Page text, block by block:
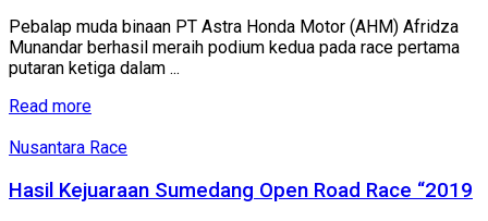
Pebalap muda binaan PT Astra Honda Motor (AHM) Afridza
Munandar berhasil meraih podium kedua pada race pertama
putaran ketiga dalam ...
Read more
Nusantara Race
Hasil Kejuaraan Sumedang Open Road Race “2019